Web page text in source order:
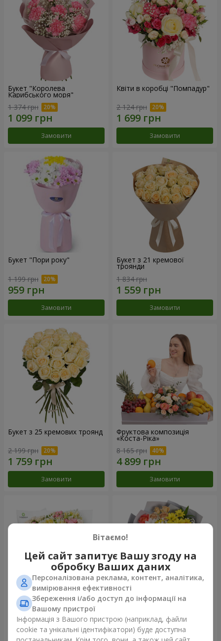
Букет "Королева
Карибського моря"
1 374 грн
Замовити
Квіти в коробці "Помпадур"
2 124 грн
Замовити
Букет "Пори року"
1 199 грн
Замовити
Букет з 21 кремової
троянди
1 834 грн
Замовити
Букет з 25 кремових троянд
2 199 грн
Замовити
Фруктова композиція
«Коста-Ріка»
8 165 грн
Замовити
Букет "Хрещатик"
3 856 грн
Букет "Ми та літо"
1 510 грн
Вітаємо!
Цей сайт запитує Вашу згоду на
обробку Ваших даних
Персоналізована реклама, контент, аналітика,
вимірювання ефективності
Збереження і/або доступ до інформації на
Вашому пристрої
Інформація з Вашого пристрою (наприклад, файли
cookie та унікальні ідентифікатори) буде доступна